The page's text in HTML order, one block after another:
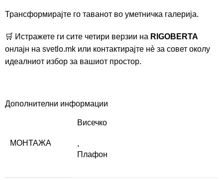
Трансформирајте го таванот во уметничка галерија.
🛒 Истражете ги сите четири верзии на RIGOBERTA
онлајн на svetlo.mk или контактирајте нè за совет околу
идеалниот избор за вашиот простор.
Дополнителни информации
МОНТАЖА
Висечко
,
Плафон